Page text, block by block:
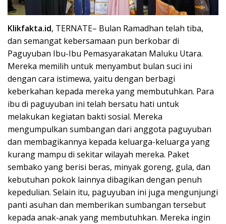
Klikfakta.id, TERNATE– Bulan Ramadhan telah tiba,
dan semangat kebersamaan pun berkobar di
Paguyuban Ibu-Ibu Pemasyarakatan Maluku Utara.
Mereka memilih untuk menyambut bulan suci ini
dengan cara istimewa, yaitu dengan berbagi
keberkahan kepada mereka yang membutuhkan. Para
ibu di paguyuban ini telah bersatu hati untuk
melakukan kegiatan bakti sosial. Mereka
mengumpulkan sumbangan dari anggota paguyuban
dan membagikannya kepada keluarga-keluarga yang
kurang mampu di sekitar wilayah mereka. Paket
sembako yang berisi beras, minyak goreng, gula, dan
kebutuhan pokok lainnya dibagikan dengan penuh
kepedulian. Selain itu, paguyuban ini juga mengunjungi
panti asuhan dan memberikan sumbangan tersebut
kepada anak-anak yang membutuhkan. Mereka ingin